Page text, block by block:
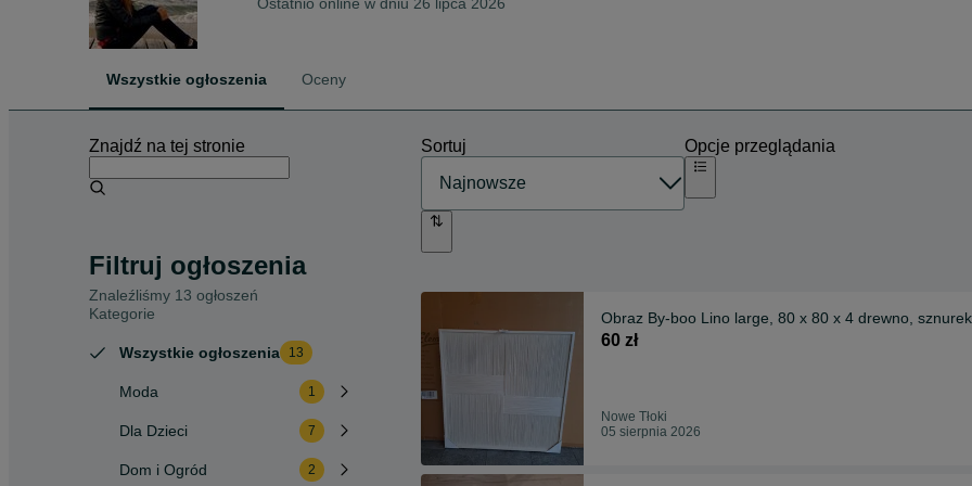
Wszystkie ogłoszenia Oceny
Znajdź na tej stronie
Filtruj ogłoszenia
Znaleźliśmy 13 ogłoszeń
Kategorie
Wszystkie ogłoszenia 13
Moda 1
Dla Dzieci 7
Dom i Ogród 2
Sortuj Opcje przeglądania
Obraz By-boo Lino large, 80 x 80 x 4 drewno, sznurek
60 zł
Nowe Tłoki
05 sierpnia 2026